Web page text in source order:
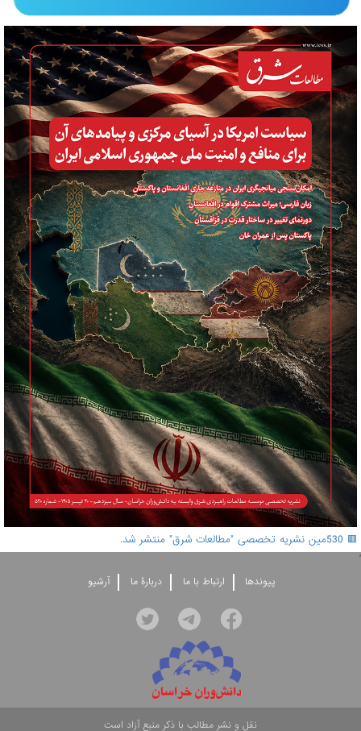
🟥 530مین نشریه تخصصی "مطالعات شرق" منتشر شد.
'
پيوندها ارتباط با ما دربارۀ ما آرشيو
نقل و نشر مطالب با ذکر منبع آزاد است